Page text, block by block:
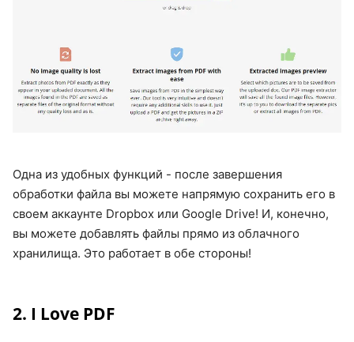
Одна из удобных функций - после завершения
обработки файла вы можете напрямую сохранить его в
своем аккаунте Dropbox или Google Drive! И, конечно,
вы можете добавлять файлы прямо из облачного
хранилища. Это работает в обе стороны!
2. I Love PDF